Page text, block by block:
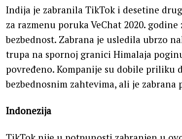
Indija je zabranila TikTok i desetine
za razmenu poruka VeChat 2020.
bezbednost. Zabrana je usledila ubrzo
trupa na spornoj granici Himalaja
povređeno. Kompanije su dobile priliku
bezbednosnim zahtevima, ali je zabrana
Indonezija